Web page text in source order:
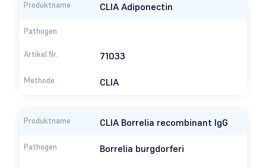
CLIA Adiponectin
CLIA
71033
CLIA Borrelia recombinant IgG
Borrelia burgdorferi